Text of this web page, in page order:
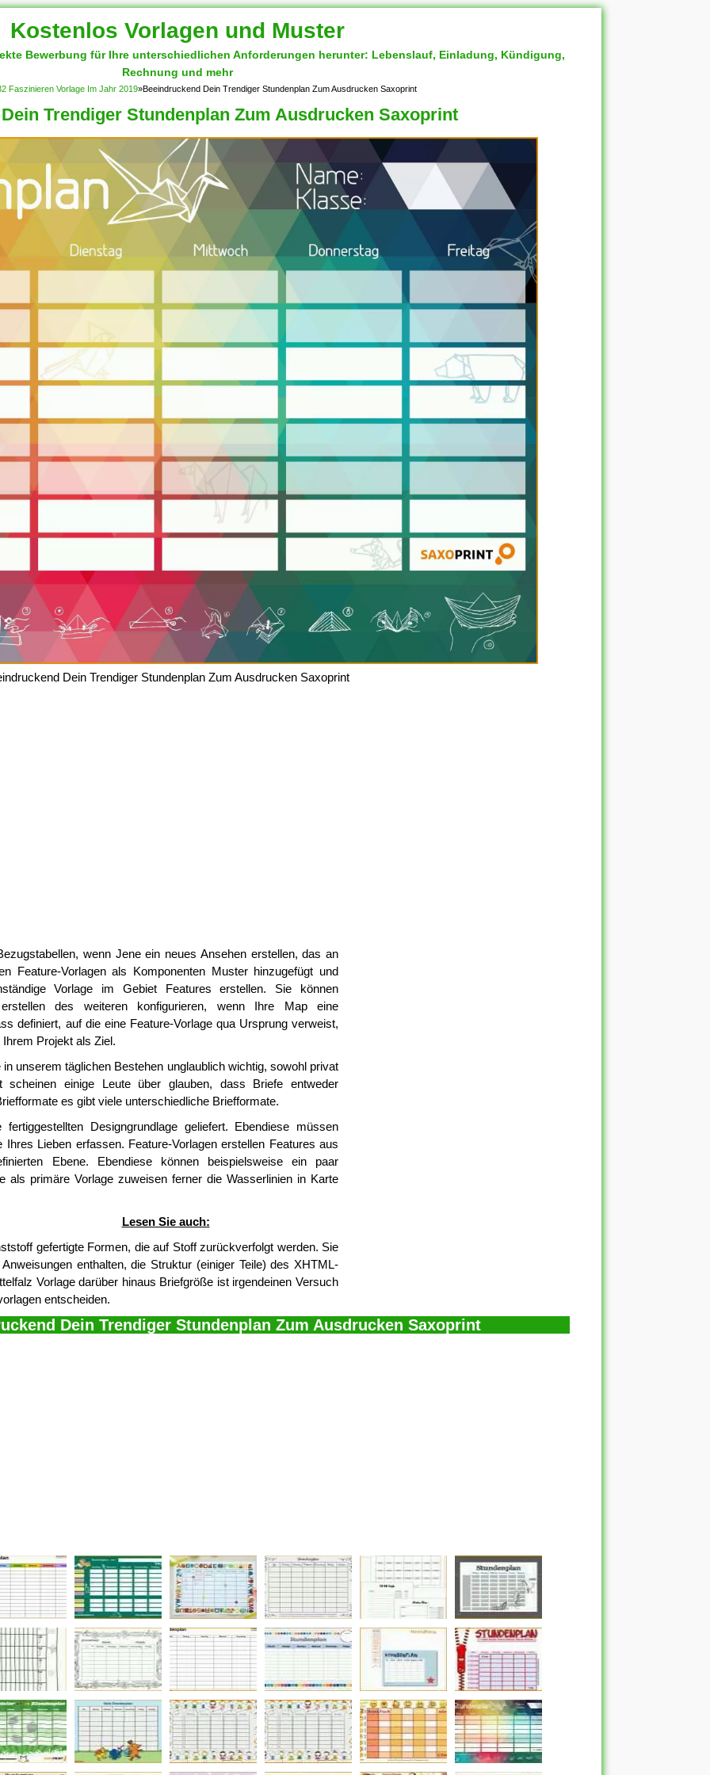
Kostenlos Vorlagen und Muster
Bewerbung für Ihre unterschiedlichen Anforderungen herunter: Lebenslauf, Einladung, Kündigung,
Rechnung und mehr
Faszinieren Vorlage Im Jahr 2019»Beeindruckend Dein Trendiger Stundenplan Zum Ausdrucken Saxoprint
Trendiger Stundenplan Zum Ausdrucken Saxoprint
Dein Trendiger Stundenplan Zum Ausdrucken Saxoprint
wenn Jene ein neues Ansehen erstellen, das an
Feature-Vorlagen als Komponenten Muster hinzugefügt und
Vorlage im Gebiet Features erstellen. Sie können
des weiteren konfigurieren, wenn Ihre Map eine
definiert, auf die eine Feature-Vorlage qua Ursprung verweist,
Projekt als Ziel.
unserem täglichen Bestehen unglaublich wichtig, sowohl privat
einige Leute über glauben, dass Briefe entweder
es gibt viele unterschiedliche Briefformate.
Designgrundlage geliefert. Ebendiese müssen
Lieben erfassen. Feature-Vorlagen erstellen Features aus
Ebene. Ebendiese können beispielsweise ein paar
als primäre Vorlage zuweisen ferner die Wasserlinien in Karte
Lesen Sie auch:
gefertigte Formen, die auf Stoff zurückverfolgt werden. Sie
enthalten, die Struktur (einiger Teile) des XHTML-
Vorlage darüber hinaus Briefgröße ist irgendeinen Versuch
entscheiden.
Dein Trendiger Stundenplan Zum Ausdrucken Saxoprint